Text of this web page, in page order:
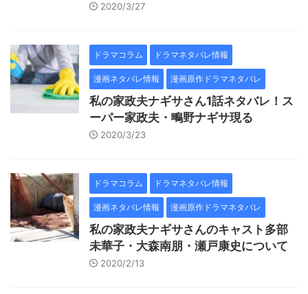
2020/3/27
ドラマコラム ドラマネタバレ情報
漫画ネタバレ情報 漫画原作ドラマネタバレ
私の家政夫ナギサさん1話ネタバレ！ス
ーパー家政夫・鴫野ナギサ現る
2020/3/23
ドラマコラム ドラマネタバレ情報
漫画ネタバレ情報 漫画原作ドラマネタバレ
私の家政夫ナギサさんのキャスト多部
未華子・大森南朋・瀬戸康史について
2020/2/13